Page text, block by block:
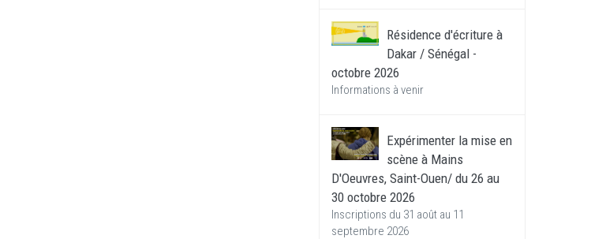
Résidence d'écriture à
Dakar / Sénégal -
octobre 2026
Informations à venir
Expérimenter la mise en
scène à Mains
D'Oeuvres, Saint-Ouen/ du 26 au
30 octobre 2026
Inscriptions du 31 août au 11
septembre 2026